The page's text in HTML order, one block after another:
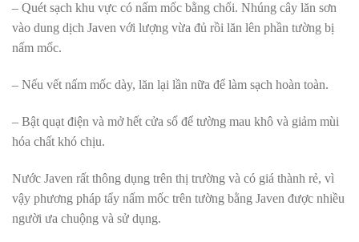
– Quét sạch khu vực có nấm mốc bằng chổi. Nhúng cây lăn sơn
vào dung dịch Javen với lượng vừa đủ rồi lăn lên phần tường bị
nấm mốc.
– Nếu vết nấm mốc dày, lăn lại lần nữa để làm sạch hoàn toàn.
– Bật quạt điện và mở hết cửa sổ để tường mau khô và giảm mùi
hóa chất khó chịu.
Nước Javen rất thông dụng trên thị trường và có giá thành rẻ, vì
vậy phương pháp tẩy nấm mốc trên tường bằng Javen được nhiều
người ưa chuộng và sử dụng.